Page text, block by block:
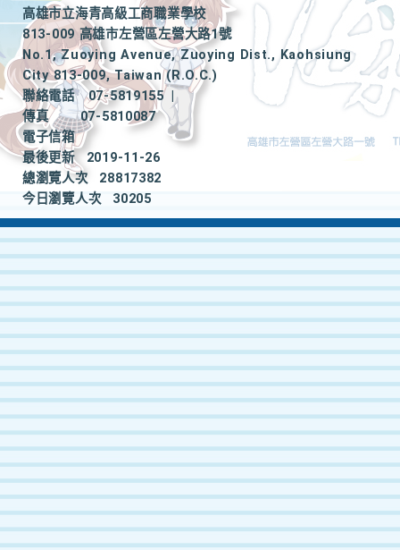
高雄市立海青高級工商職業學校
813-009 高雄市左營區左營大路1號
No.1, Zuoying Avenue, Zuoying Dist., Kaohsiung
City 813-009, Taiwan (R.O.C.)
聯絡電話
07-5819155
|
傳真
07-5810087
電子信箱
最後更新
2019-11-26
總瀏覽人次
28817382
今日瀏覽人次
30205